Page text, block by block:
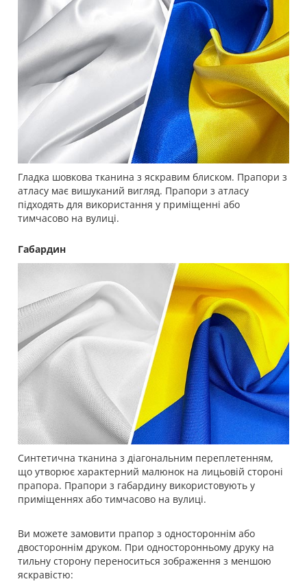
Гладка шовкова тканина з яскравим блиском. Прапори з
атласу має вишуканий вигляд. Прапори з атласу
підходять для використання у приміщенні або
тимчасово на вулиці.
Габардин
Синтетична тканина з діагональним переплетенням,
що утворює характерний малюнок на лицьовій стороні
прапора. Прапори з габардину використовують у
приміщеннях або тимчасово на вулиці.
Ви можете замовити прапор з одностороннім або
двостороннім друком. При односторонньому друку на
тильну сторону переноситься зображення з меншою
яскравістю: